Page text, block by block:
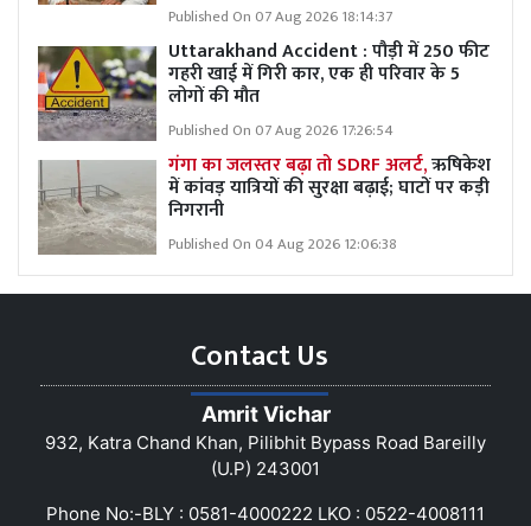
Published On 07 Aug 2026 18:14:37
Uttarakhand Accident : पौड़ी में 250 फीट
गहरी खाई में गिरी कार, एक ही परिवार के 5
लोगों की मौत
Published On 07 Aug 2026 17:26:54
गंगा का जलस्तर बढ़ा तो SDRF अलर्ट,ऋषिकेश
में कांवड़ यात्रियों की सुरक्षा बढ़ाई; घाटों पर कड़ी
निगरानी
Published On 04 Aug 2026 12:06:38
Contact Us
Amrit Vichar
932, Katra Chand Khan, Pilibhit Bypass Road Bareilly
(U.P) 243001
Phone No:-BLY : 0581-4000222 LKO : 0522-4008111